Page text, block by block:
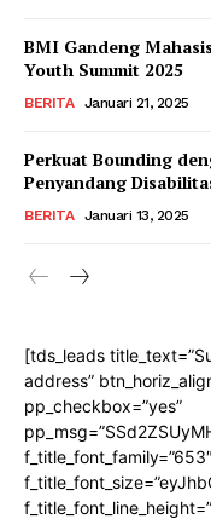
BMI Gandeng
Youth Summit 2025
BERITA Januari 21, 2025
Perkuat Bounding
Penyandang
BERITA Januari 13, 2025
[tds_leads
address”
pp_checkbox=”yes”
f_title_font_family=”653″